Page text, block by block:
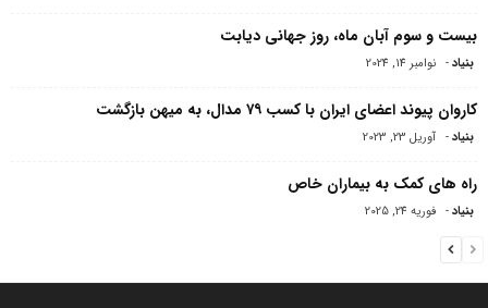
بیست و سوم آبان ماه، روز جهانی دیابت
بنیاد- نوامبر 14, 2024
کاروان پیوند اعضای ایران با کسب ۷۹ مدال، به میهن بازگشت
بنیاد- آوریل 23, 2023
راه های کمک به بیماران خاص
بنیاد- فوریه 24, 2025